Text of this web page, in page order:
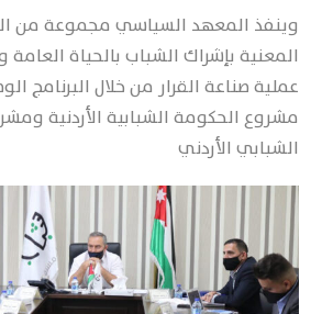
وينفذ المعهد السياسي مجموعة من
المعنية بإشراك الشباب بالحياة
عملية صناعة القرار من خلال البرنامج
مشروع الحكومة الشبابية الأردنية
الشبابي الأردني